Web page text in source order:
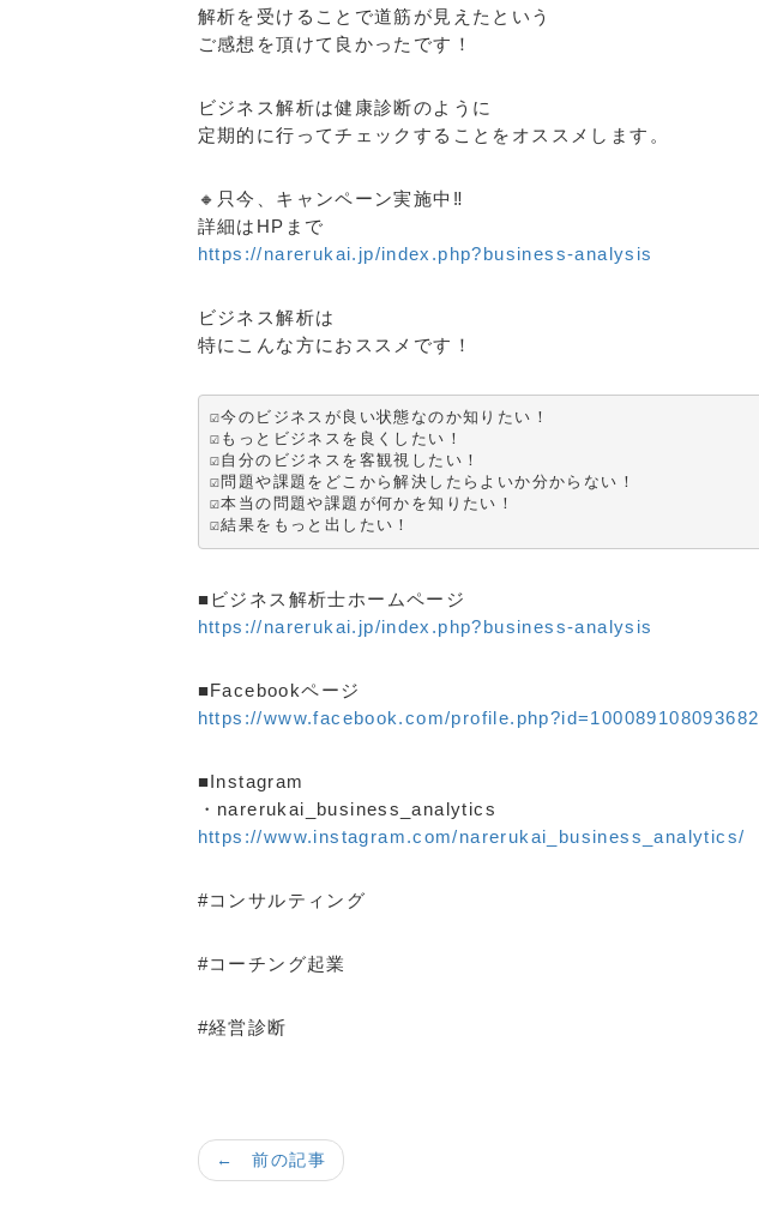
解析を受けることで道筋が見えたという
ご感想を頂けて良かったです！
ビジネス解析は健康診断のように
定期的に行ってチェックすることをオススメします。
🔸只今、キャンペーン実施中‼️
詳細はHPまで
https://narerukai.jp/index.php?business-analysis
ビジネス解析は
特にこんな方におススメです！
☑️今のビジネスが良い状態なのか知りたい！
☑️もっとビジネスを良くしたい！
☑️自分のビジネスを客観視したい！
☑️問題や課題をどこから解決したらよいか分からない！
☑️本当の問題や課題が何かを知りたい！
☑️結果をもっと出したい！
■ビジネス解析士ホームページ
https://narerukai.jp/index.php?business-analysis
■Facebookページ
https://www.facebook.com/profile.php?id=100089108093682
■Instagram
・narerukai_business_analytics
https://www.instagram.com/narerukai_business_analytics/
#コンサルティング
#コーチング起業
#経営診断
← 前の記事